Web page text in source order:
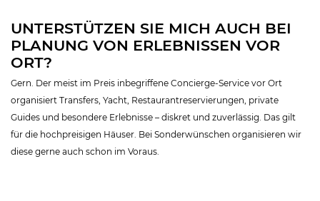
UNTERSTÜTZEN SIE MICH AUCH BEI
PLANUNG VON ERLEBNISSEN VOR
ORT?
Gern. Der meist im Preis inbegriffene Concierge-Service vor Ort
organisiert Transfers, Yacht, Restaurantreservierungen, private
Guides und besondere Erlebnisse – diskret und zuverlässig. Das gilt
für die hochpreisigen Häuser. Bei Sonderwünschen organisieren wir
diese gerne auch schon im Voraus.